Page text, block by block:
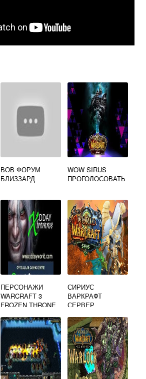
ВОВ ФОРУМ
БЛИЗЗАРД
WOW SIRUS
ПРОГОЛОСОВАТЬ
ПЕРСОНАЖИ
WARCRAFT 3
FROZEN THRONE
СИРИУС
ВАРКРАФТ
СЕРВЕР